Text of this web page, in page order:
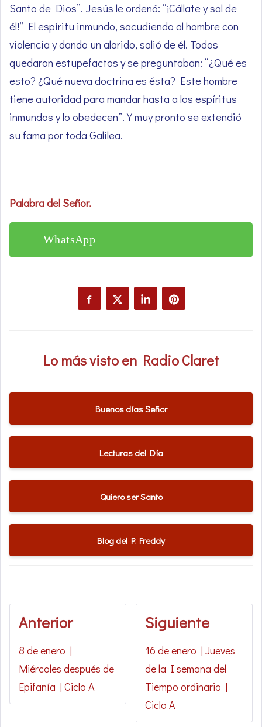
Santo de Dios”. Jesús le ordenó: “¡Cállate y sal de
él!” El espíritu inmundo, sacudiendo al hombre con
violencia y dando un alarido, salió de él. Todos
quedaron estupefactos y se preguntaban: “¿Qué es
esto? ¿Qué nueva doctrina es ésta? Este hombre
tiene autoridad para mandar hasta a los espíritus
inmundos y lo obedecen”. Y muy pronto se extendió
su fama por toda Galilea.
Palabra del Señor.
WhatsApp
Lo más visto en Radio Claret
Buenos días Señor
Lecturas del Día
Quiero ser Santo
Blog del P. Freddy
Anterior
8 de enero |
Miércoles después de
Epifanía | Ciclo A
Siguiente
16 de enero | Jueves
de la I semana del
Tiempo ordinario |
Ciclo A